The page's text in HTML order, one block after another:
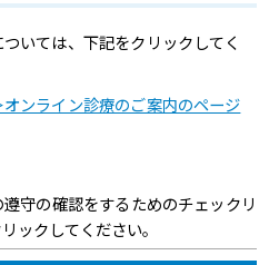
いては、下記をクリックしてく
ンライン診療のご案内のページ
遵守の確認をするためのチェックリ
ックしてください。